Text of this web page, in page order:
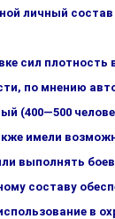
личный
сил
по мнению
(400—500
имели
выполнять
составу
в